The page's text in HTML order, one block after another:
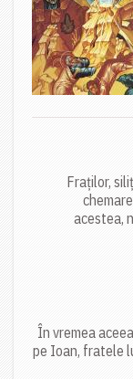
Fraților,
acestea,
În vremea
pe Ioan, fratele